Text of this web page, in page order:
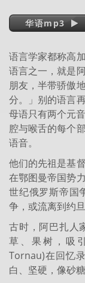
华语mp3
语言学家都称高
语言之一，就是
朋友，半带骄傲
分。」别的语言
母语只有两个元
腔与喉舌的每个
语音。
他们的先祖是基
在鄂图曼帝国势
世纪俄罗斯帝国
争，或流离到约旦
古时，阿巴扎人
草、果树，吸
Tornau)在回忆
白、坚硬，像砂